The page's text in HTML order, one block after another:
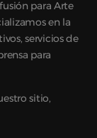
para Arte
en la
servicios de
para
sitio,